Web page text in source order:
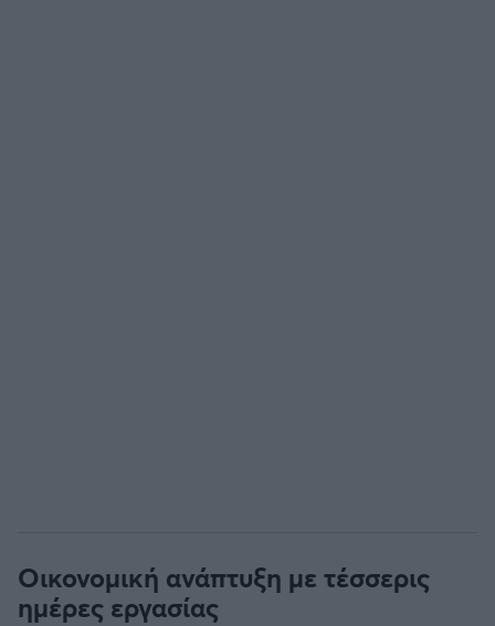
Οικονομική ανάπτυξη με τέσσερις
ημέρες εργασίας